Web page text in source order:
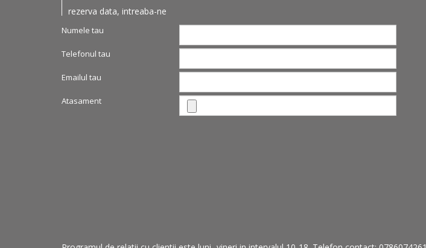
rezerva data, intreaba-ne
Numele tau
Telefonul tau
Emailul tau
Atasament